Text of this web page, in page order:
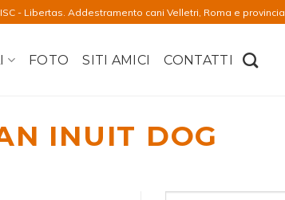
- Libertas. Addestramento cani Velletri, Roma e provincia
FOTO SITI AMICI CONTATTI
INUIT DOG